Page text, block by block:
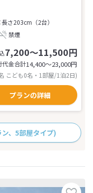
さ203cm（2台）
禁煙
7,200～11,500円
代金合計14,400〜23,000円
こども0名・1部屋/1泊2日)
プランの詳細
、5部屋タイプ)